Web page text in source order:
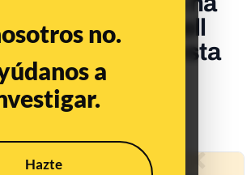
no.
a
Hazte
a Lorena Castell
una supuesta
de inversión
11:03:00 AM